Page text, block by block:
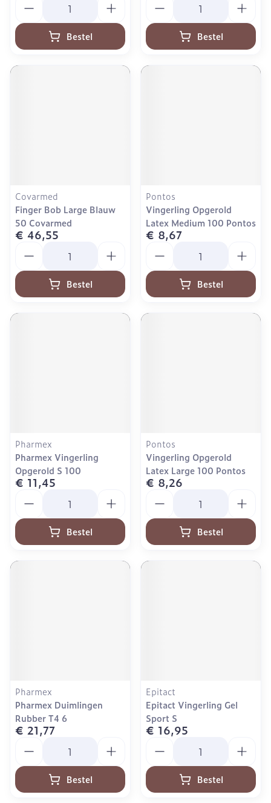
Bestel Bestel
Covarmed
Finger Bob Large Blauw
50 Covarmed
€ 46,55
Bestel
Pontos
Vingerling Opgerold
Latex Medium 100 Pontos
€ 8,67
Bestel
Pharmex
Pharmex Vingerling
Opgerold S 100
€ 11,45
Bestel
Pontos
Vingerling Opgerold
Latex Large 100 Pontos
€ 8,26
Bestel
Pharmex
Pharmex Duimlingen
Rubber T4 6
€ 21,77
Bestel
Epitact
Epitact Vingerling Gel
Sport S
€ 16,95
Bestel